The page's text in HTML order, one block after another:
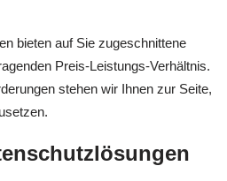
bieten auf Sie zugeschnittene
Preis-Leistungs-Verhältnis.
stehen wir Ihnen zur Seite,